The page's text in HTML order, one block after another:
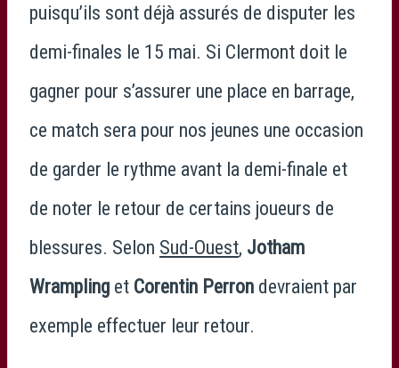
puisqu’ils sont déjà assurés de disputer les
demi-finales le 15 mai. Si Clermont doit le
gagner pour s’assurer une place en barrage,
ce match sera pour nos jeunes une occasion
de garder le rythme avant la demi-finale et
de noter le retour de certains joueurs de
blessures. Selon Sud-Ouest, Jotham
Wrampling et Corentin Perron devraient par
exemple effectuer leur retour.